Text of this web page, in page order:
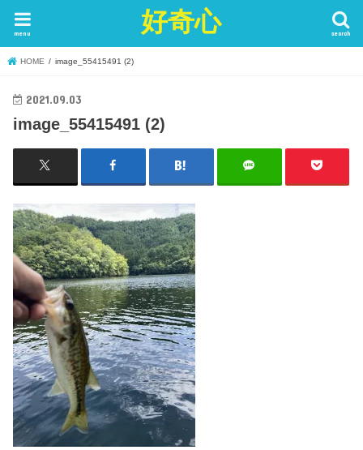
好奇心 search
menu
HOME image_55415491 (2)
2021.09.03
image_55415491 (2)